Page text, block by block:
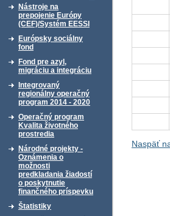
Nástroje na
prepojenie Európy
(CEF)/Systém EESSI
Európsky sociálny
fond
Fond pre azyl,
migráciu a integráciu
Integrovaný
regionálny operačný
program 2014 - 2020
Operačný program
Kvalita životného
prostredia
Národné projekty -
Oznámenia o
možnosti
predkladania žiadostí
o poskytnutie
finančného príspevku
Štatistiky
Naspäť